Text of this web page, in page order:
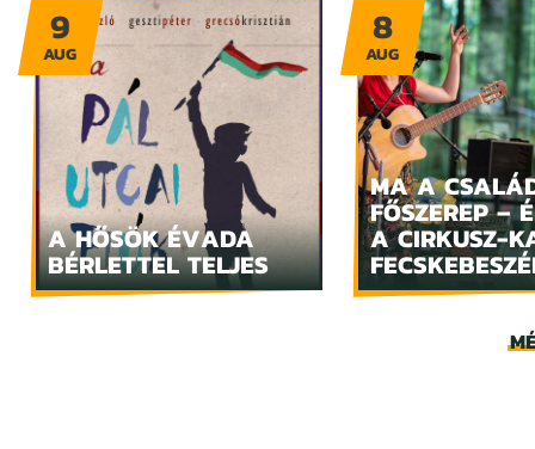
A HŐSÖK ÉVADA
BÉRLETTEL TELJES
9
AUG
MA A
FŐSZEREP –
A CIRKUSZ-
8
AUG